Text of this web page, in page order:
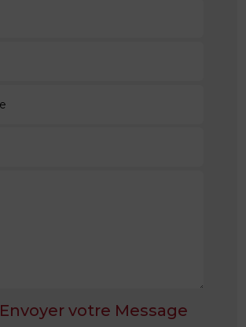
Envoyer votre Message